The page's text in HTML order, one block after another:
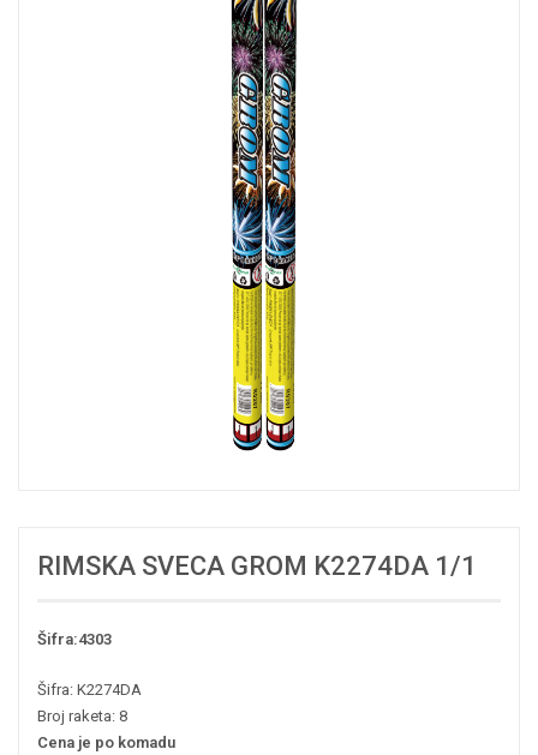
RIMSKA SVECA GROM K2274DA 1/1
Šifra:4303
Šifra: K2274DA
Broj raketa: 8
Cena je po komadu